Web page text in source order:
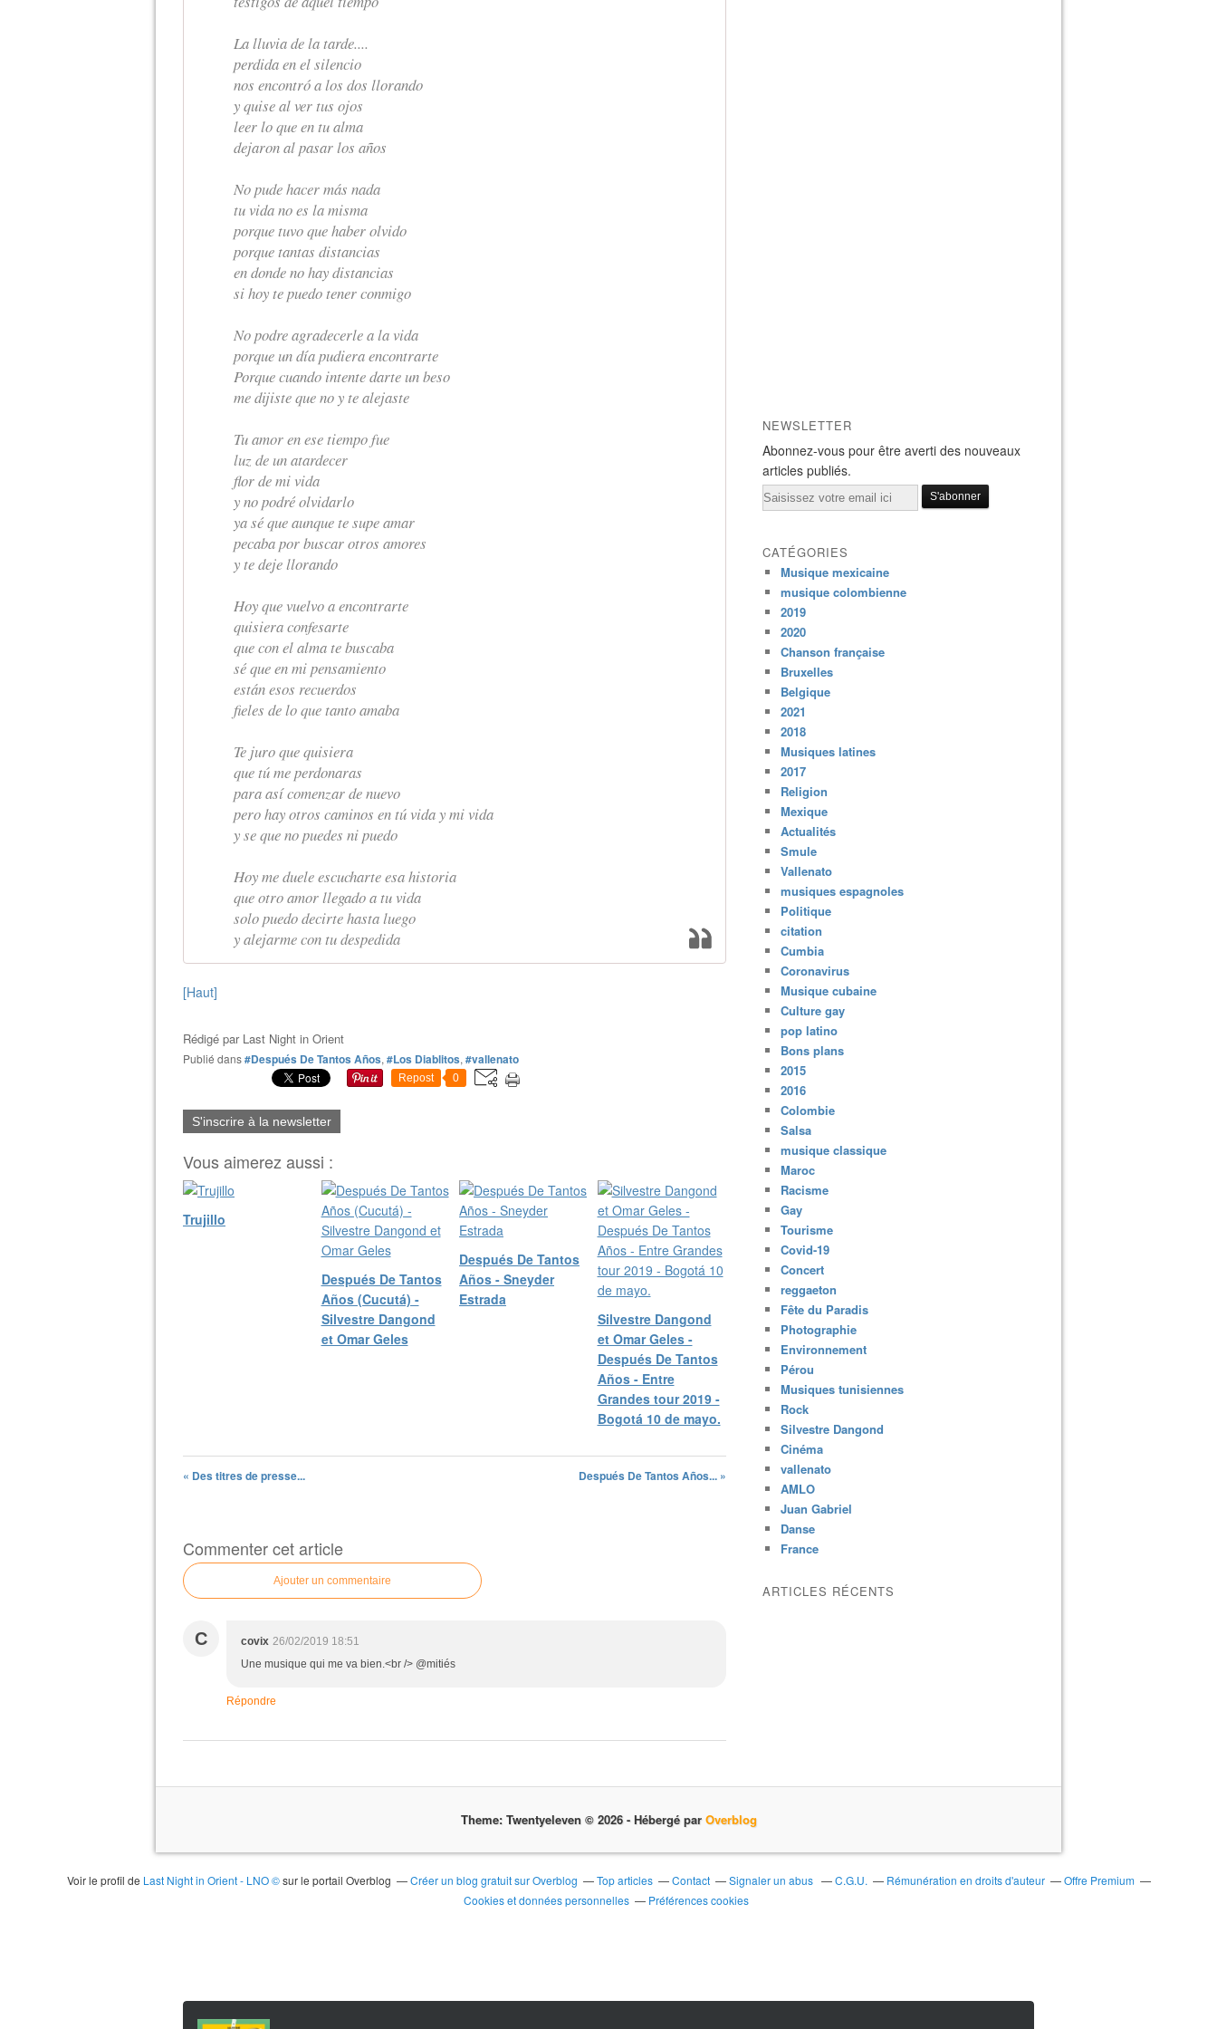
La lluvia de la tarde....
perdida en el silencio
nos encontró a los dos llorando
y quise al ver tus ojos
leer lo que en tu alma
dejaron al pasar los años
No pude hacer más nada
tu vida no es la misma
porque tuvo que haber olvido
porque tantas distancias
en donde no hay distancias
si hoy te puedo tener conmigo
No podre agradecerle a la vida
porque un día pudiera encontrarte
Porque cuando intente darte un beso
me dijiste que no y te alejaste
Tu amor en ese tiempo fue
luz de un atardecer
flor de mi vida
y no podré olvidarlo
ya sé que aunque te supe amar
pecaba por buscar otros amores
y te deje llorando
Hoy que vuelvo a encontrarte
quisiera confesarte
que con el alma te buscaba
sé que en mi pensamiento
están esos recuerdos
fieles de lo que tanto amaba
Te juro que quisiera
que tú me perdonaras
para así comenzar de nuevo
pero hay otros caminos en tú vida y mi vida
y se que no puedes ni puedo
Hoy me duele escucharte esa historia
que otro amor llegado a tu vida
solo puedo decirte hasta luego
y alejarme con tu despedida
[Haut]
Rédigé par Last Night in Orient
Publié dans#Después De Tantos Años, #Los Diablitos, #vallenato
Repost 0
S'inscrire à la newsletter
Vous aimerez aussi :
Trujillo
Después De Tantos
Años (Cucutá) -
Silvestre Dangond
et Omar Geles
Después De Tantos
Años - Sneyder
Estrada
Silvestre Dangond
et Omar Geles -
Después De Tantos
Años - Entre
Grandes tour 2019 -
Bogotá 10 de mayo.
« Des titres de presse... Después De Tantos Años... »
Commenter cet article
Ajouter un commentaire
C covix 26/02/2019 18:51
Une musique qui me va bien.<br /> @mitiés
Répondre
NEWSLETTER
Abonnez-vous pour être averti des nouveaux
articles publiés.
Email
CATÉGORIES
Musique mexicaine
musique colombienne
2019
2020
Chanson française
Bruxelles
Belgique
2021
2018
Musiques latines
2017
Religion
Mexique
Actualités
Smule
Vallenato
musiques espagnoles
Politique
citation
Cumbia
Coronavirus
Musique cubaine
Culture gay
pop latino
Bons plans
2015
2016
Colombie
Salsa
musique classique
Maroc
Racisme
Gay
Tourisme
Covid-19
Concert
reggaeton
Fête du Paradis
Photographie
Environnement
Pérou
Musiques tunisiennes
Rock
Silvestre Dangond
Cinéma
vallenato
AMLO
Juan Gabriel
Danse
France
ARTICLES RÉCENTS
Theme: Twentyeleven © 2026 - Hébergé par Overblog
Voir le profil de Last Night in Orient - LNO ©sur le portail Overblog Créer un blog gratuit sur Overblog Top articles Contact Signaler un abus C.G.U. Rémunération en droits d'auteur
Offre Premium
Cookies et données personnelles
Préférences cookies